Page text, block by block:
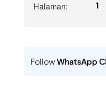
Halaman: 1
FollowWhatsApp